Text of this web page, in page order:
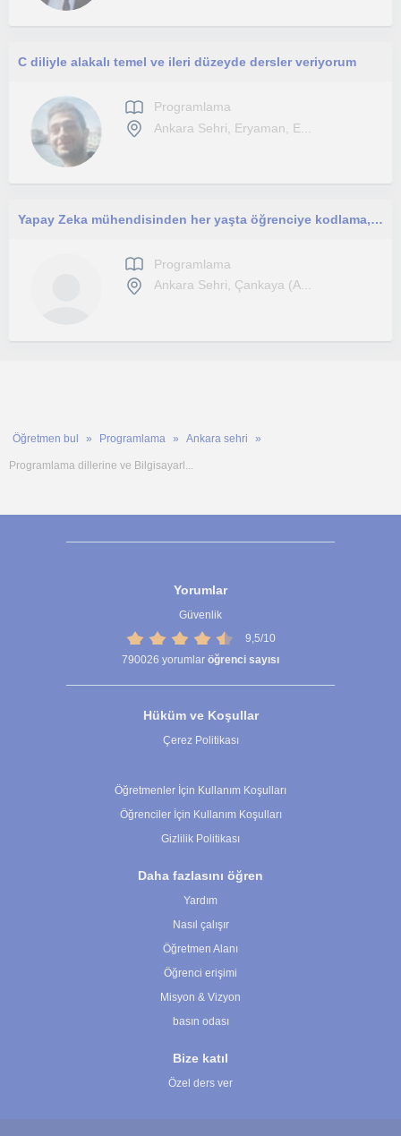
C diliyle alakalı temel ve ileri düzeyde dersler veriyorum
Programlama
Ankara Sehri, Eryaman, E...
Yapay Zeka mühendisinden her yaşta öğrenciye kodlama, algoritma, veri tabanı, python, ileri seviye dersler
Programlama
Ankara Sehri, Çankaya (A...
Öğretmen bul Programlama Ankara sehri
Programlama dillerine ve Bilgisayarl...
Yorumlar
Güvenlik
9,5/10
790026 yorumlar öğrenci sayısı
Hüküm ve Koşullar
Çerez Politikası
Öğretmenler İçin Kullanım Koşulları
Öğrenciler İçin Kullanım Koşulları
Gizlilik Politikası
Daha fazlasını öğren
Yardım
Nasıl çalışır
Öğretmen Alanı
Öğrenci erişimi
Misyon & Vizyon
basın odası
Bize katıl
Özel ders ver